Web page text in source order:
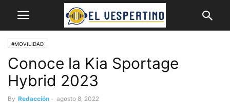
#MOVILIDAD
Conoce la Kia Sportage
Hybrid 2023
By Redacción - agosto 8, 2022